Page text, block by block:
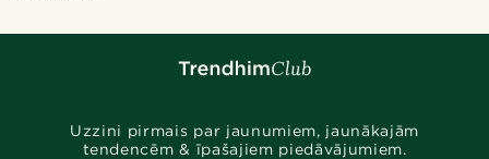
Uzzini pirmais par jaunumiem, jaunākajām
tendencēm & īpašajiem piedāvājumiem.